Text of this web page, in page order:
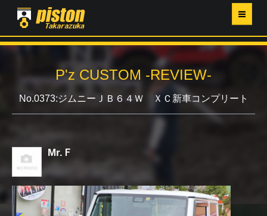
P'Z MAGAZINE
PISTON YAHOO店
店舗ご案内
P'z CUSTOM -REVIEW-
No.0373:ジムニーＪＢ６４Ｗ ＸＣ新車コンプリート
Mr.Ｆ